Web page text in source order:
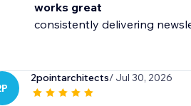
works great
consistently delivering
2pointarchitects/ Jul 30, 2026